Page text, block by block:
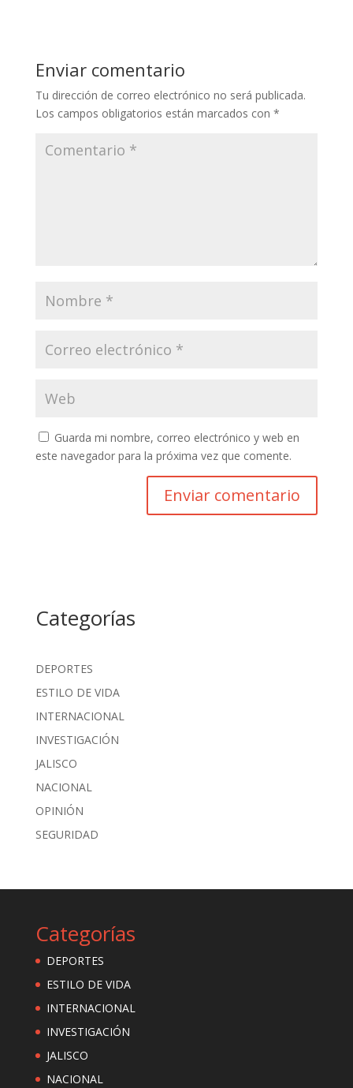
Enviar comentario
Tu dirección de correo electrónico no será publicada.
Los campos obligatorios están marcados con *
Guarda mi nombre, correo electrónico y web en
este navegador para la próxima vez que comente.
Categorías
DEPORTES
ESTILO DE VIDA
INTERNACIONAL
INVESTIGACIÓN
JALISCO
NACIONAL
OPINIÓN
SEGURIDAD
Categorías
DEPORTES
ESTILO DE VIDA
INTERNACIONAL
INVESTIGACIÓN
JALISCO
NACIONAL